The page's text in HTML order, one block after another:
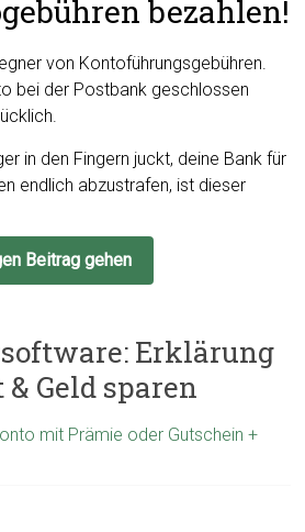
bezahlen!
von Kontoführungsgebühren.
bei der Postbank geschlossen
in den Fingern juckt, deine Bank für
endlich abzustrafen, ist dieser
Beitrag gehen
Erklärung
Geld sparen
mit Prämie oder Gutschein +